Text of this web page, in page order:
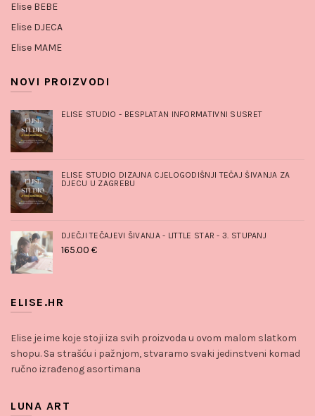
Elise BEBE
Elise DJECA
Elise MAME
NOVI PROIZVODI
ELISE STUDIO - BESPLATAN INFORMATIVNI SUSRET
ELISE STUDIO DIZAJNA CJELOGODIŠNJI TEČAJ ŠIVANJA ZA
DJECU U ZAGREBU
DJEČJI TEČAJEVI ŠIVANJA - LITTLE STAR - 3. STUPANJ
165.00 €
ELISE.HR
Elise je ime koje stoji iza svih proizvoda u ovom malom slatkom
shopu. Sa strašću i pažnjom, stvaramo svaki jedinstveni komad
ručno izrađenog asortimana
LUNA ART